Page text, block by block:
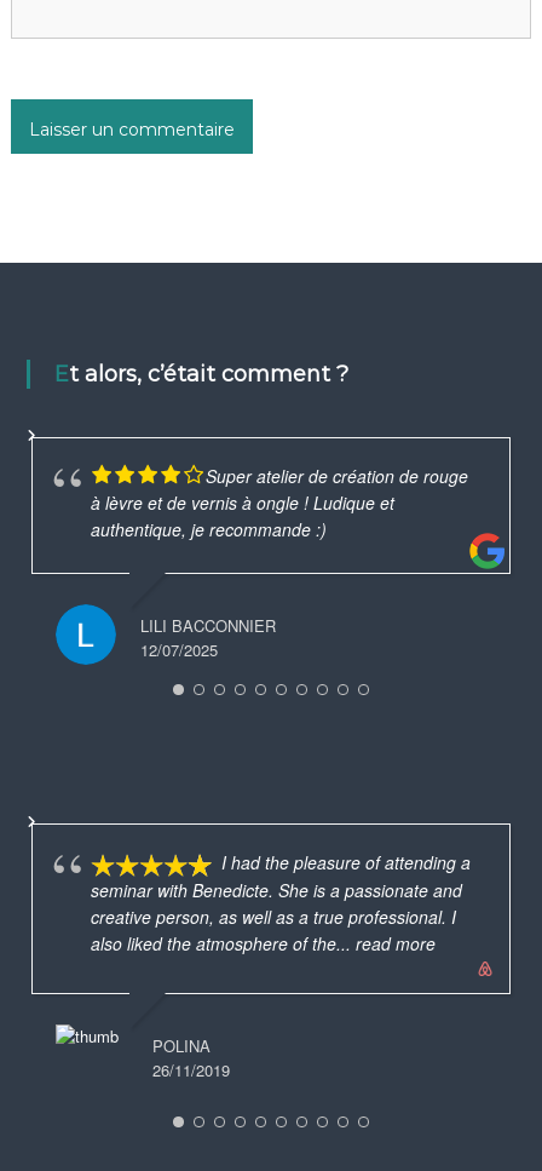
Et alors, c’était comment ?
Super atelier de création de rouge
à lèvre et de vernis à ongle ! Ludique et
authentique, je recommande :)
LILI BACCONNIER
12/07/2025
I had the pleasure of attending a
seminar with Benedicte. She is a passionate and
creative person, as well as a true professional. I
also liked the atmosphere of the... read more
POLINA
26/11/2019